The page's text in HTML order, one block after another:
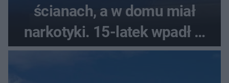
ścianach, a w domu miał
narkotyki. 15-latek wpadł w
ręce policjantów